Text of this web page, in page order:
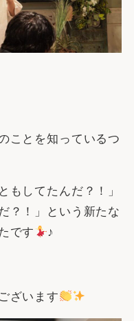
ことを知っているつ
もしてたんだ？！」
？！」という新たな
です
♪
ざいます